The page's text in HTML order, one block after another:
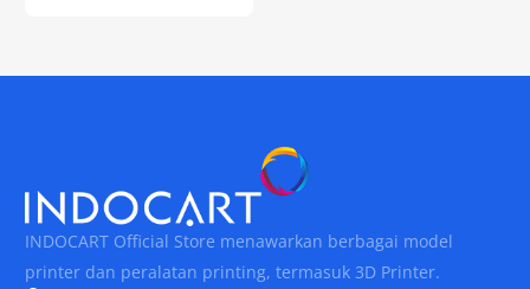
INDOCART Official Store menawarkan berbagai model
printer dan peralatan printing, termasuk 3D Printer.